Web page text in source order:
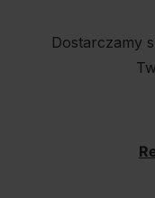
Dostarczamy